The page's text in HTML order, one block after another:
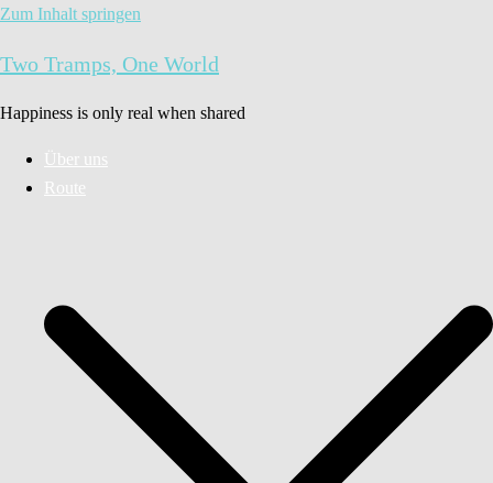
Zum Inhalt springen
Two Tramps, One World
Happiness is only real when shared
Über uns
Route